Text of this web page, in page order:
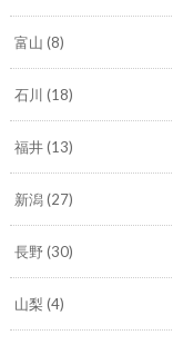
富山 (8)
石川 (18)
福井(13)
新潟(27)
長野(30)
山梨 (4)